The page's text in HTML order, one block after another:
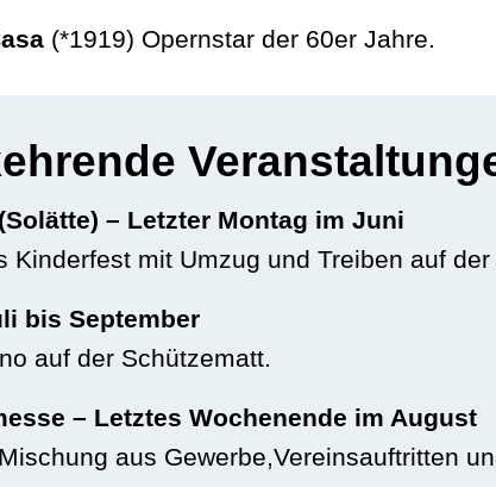
(*1919) Opernstar der 60er Jahre.
– Letzter Montag im Juni
Kinderfest mit Umzug und Treiben auf
bis September
auf der Schützematt.
– Letztes Wochenende im August
aus Gewerbe,Vereinsauftritten